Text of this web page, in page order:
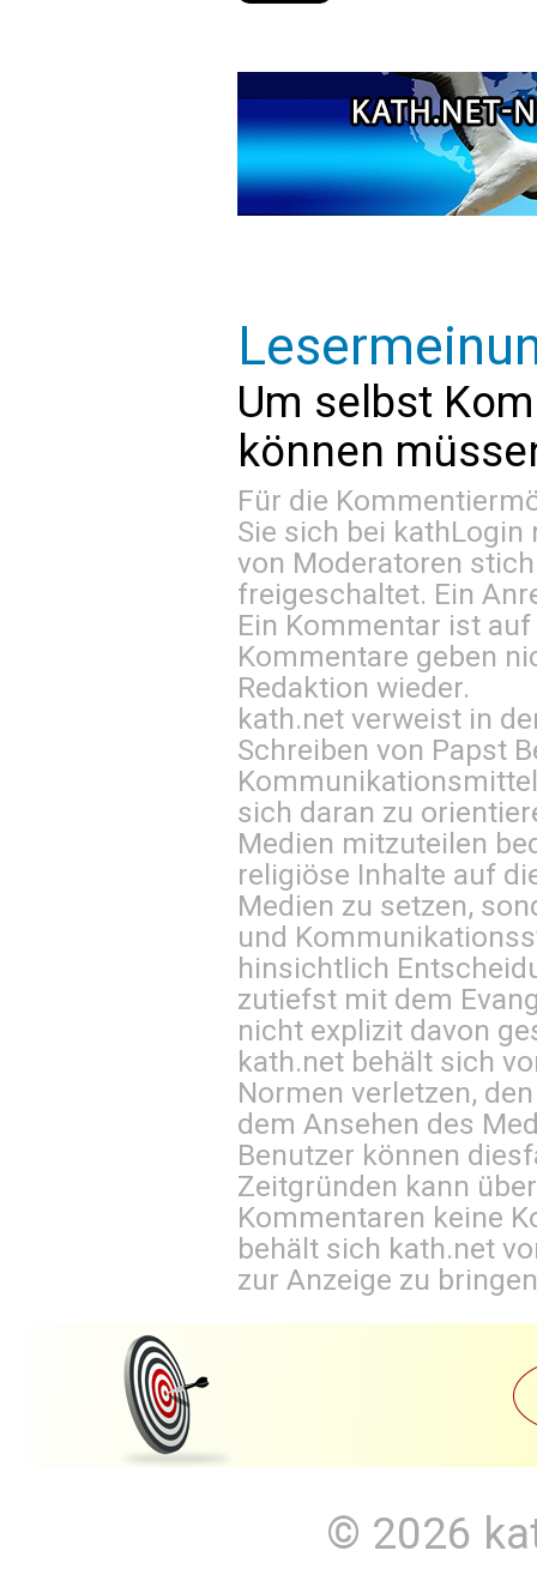
Um selbst
können
Für die
Sie sich bei kathLogin
von Moderatoren
freigeschaltet. Ein
Ein Kommentar ist
Kommentare geben
Redaktion wieder.
kath.net verweist in
Schreiben von Papst
sich daran zu
Medien mitzuteilen
religiöse Inhalte auf
Medien zu setzen,
und
hinsichtlich
zutiefst mit dem
nicht explizit davon
kath.net behält sich
Normen verletzen,
dem Ansehen des
Benutzer können
Zeitgründen kann
Kommentaren keine
behält sich kath.net
zur Anzeige zu
© 2026